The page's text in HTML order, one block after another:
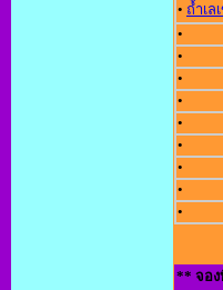
• ถ้ำเล
•
•
•
•
•
•
•
•
•
** จอง